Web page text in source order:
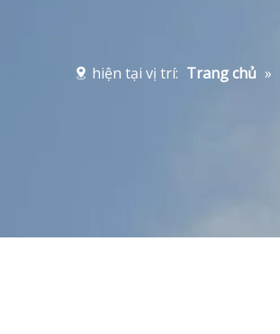
hiện tại vị trí: Trang chủ »